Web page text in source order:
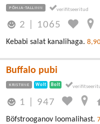
PÕHJA-TALLINN
2 1065
Kebabi salat kanalihaga.
Buffalo pubi
KRISTIINE Wolt Bolt
1 947
Böfstrooganov loomalihast.